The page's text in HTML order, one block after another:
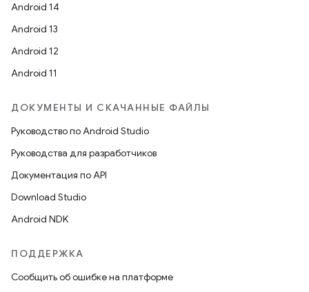
Android 14
Android 13
Android 12
Android 11
ДОКУМЕНТЫ И СКАЧАННЫЕ ФАЙЛЫ
Руководство по Android Studio
Руководства для разработчиков
Документация по API
Download Studio
Android NDK
ПОДДЕРЖКА
Сообщить об ошибке на платформе